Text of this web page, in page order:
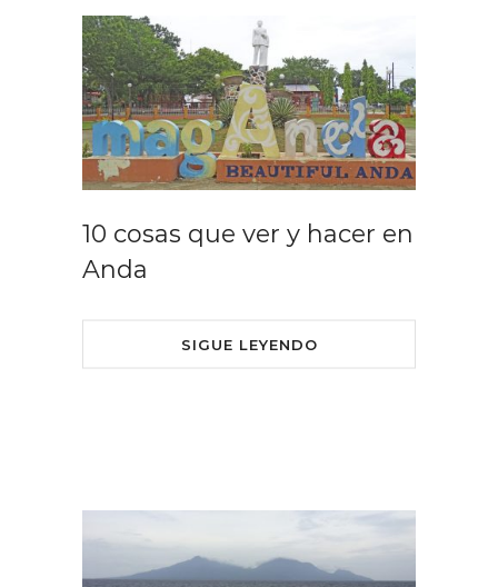
10 cosas que ver y hacer en
Anda
SIGUE LEYENDO